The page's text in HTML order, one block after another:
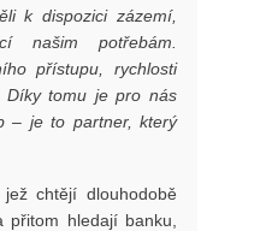
k dispozici zázemí,
našim potřebám.
přístupu, rychlosti
Díky tomu je pro nás
– je to partner, který
chtějí dlouhodobě
hledají banku,